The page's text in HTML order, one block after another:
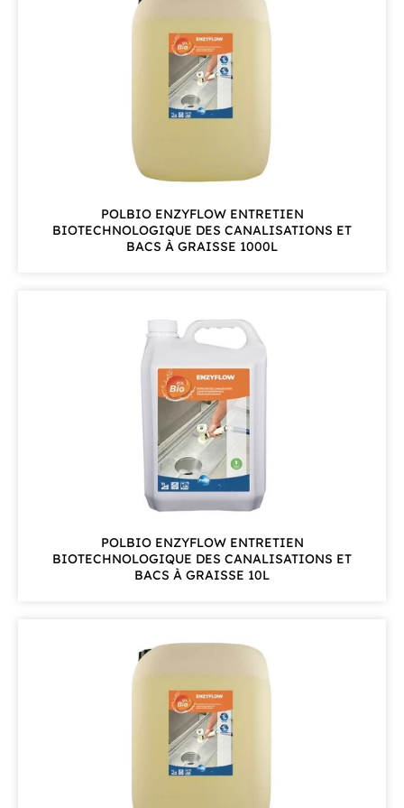
POLBIO ENZYFLOW ENTRETIEN
BIOTECHNOLOGIQUE DES CANALISATIONS ET
BACS À GRAISSE 1000L
POLBIO ENZYFLOW ENTRETIEN
BIOTECHNOLOGIQUE DES CANALISATIONS ET
BACS À GRAISSE 10L